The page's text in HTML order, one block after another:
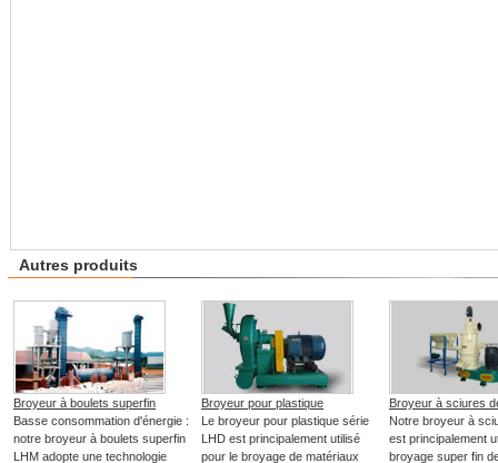
Autres produits
Broyeur à boulets superfin
Basse consommation d'énergie :
notre broyeur à boulets superfin
LHM adopte une technologie
Broyeur pour plastique
Le broyeur pour plastique série
LHD est principalement utilisé
pour le broyage de matériaux
Broyeur à sciures
Notre broyeur à
est principalement
broyage super fin